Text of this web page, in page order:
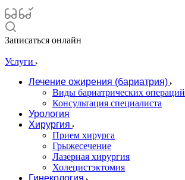
Записаться онлайн
Услуги
Лечение ожирения (бариатрия)
Виды бариатрических операций
Консультация специалиста
Урология
Хирургия
Прием хирурга
Грыжесечение
Лазерная хирургия
Холецистэктомия
Гинекология